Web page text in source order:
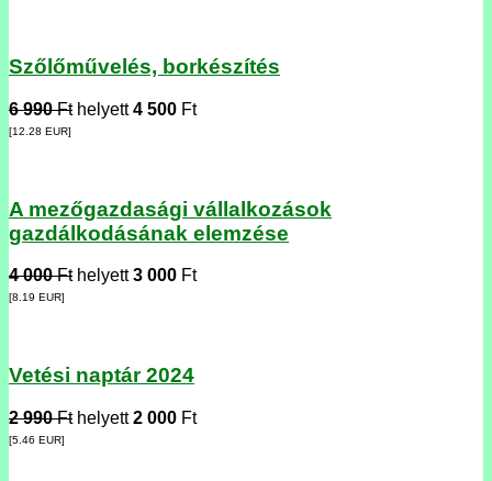
Szőlőművelés, borkészítés
6 990 Fthelyett4 500 Ft
[12.28 EUR]
A mezőgazdasági vállalkozások
gazdálkodásának elemzése
4 000 Fthelyett3 000 Ft
[8.19 EUR]
Vetési naptár 2024
2 990 Fthelyett2 000 Ft
[5.46 EUR]